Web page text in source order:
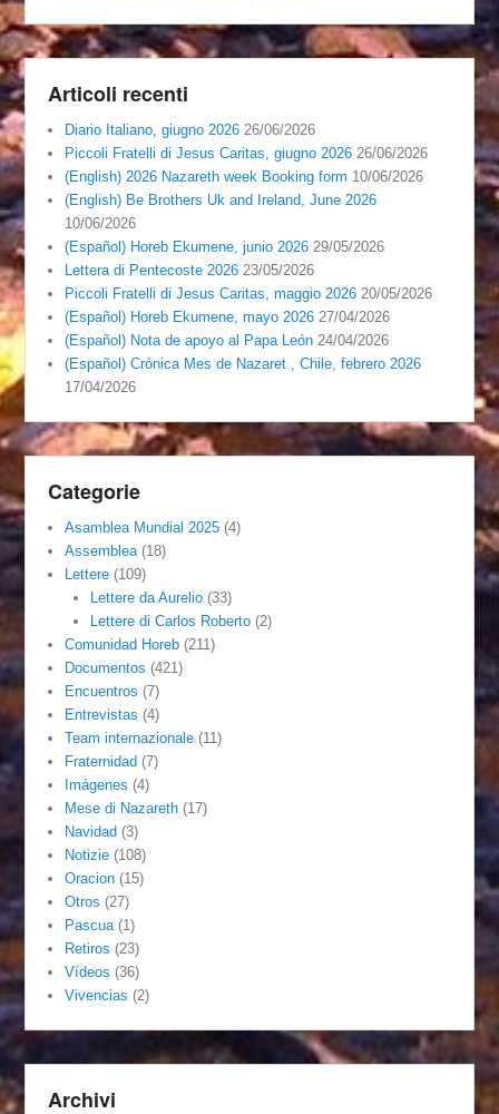
Articoli recenti
Diario Italiano, giugno 2026 26/06/2026
Piccoli Fratelli di Jesus Caritas, giugno 2026 26/06/2026
(English) 2026 Nazareth week Booking form 10/06/2026
(English) Be Brothers Uk and Ireland, June 2026
10/06/2026
(Español) Horeb Ekumene, junio 2026 29/05/2026
Lettera di Pentecoste 2026 23/05/2026
Piccoli Fratelli di Jesus Caritas, maggio 2026 20/05/2026
(Español) Horeb Ekumene, mayo 2026 27/04/2026
(Español) Nota de apoyo al Papa León 24/04/2026
(Español) Crónica Mes de Nazaret , Chile, febrero 2026
17/04/2026
Categorie
Asamblea Mundial 2025 (4)
Assemblea (18)
Lettere (109)
Lettere da Aurelio(33)
Lettere di Carlos Roberto(2)
Comunidad Horeb (211)
Documentos (421)
Encuentros (7)
Entrevistas (4)
Team internazionale (11)
Fraternidad (7)
Imágenes (4)
Mese di Nazareth (17)
Navidad (3)
Notizie (108)
Oracion (15)
Otros (27)
Pascua (1)
Retiros (23)
Vídeos (36)
Vivencias (2)
Archivi